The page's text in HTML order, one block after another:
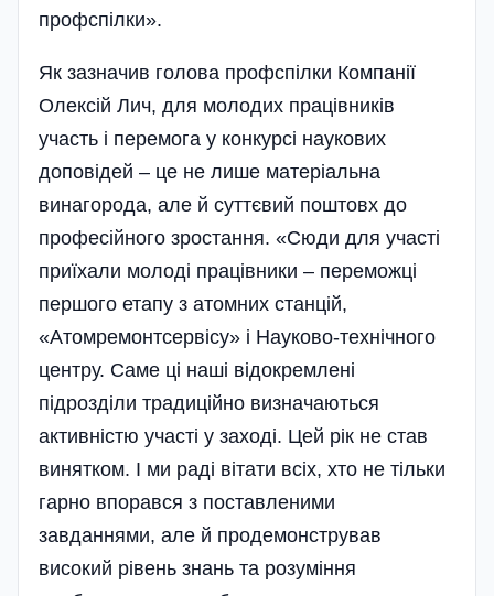
профспілки».
Як зазначив голова профспілки Компанії
Олексій Лич, для молодих працівників
участь і перемога у конкурсі наукових
доповідей – це не лише матеріальна
винагорода, але й суттєвий поштовх до
професійного зростання. «Сюди для участі
приїхали молоді працівники – переможці
першого етапу з атомних станцій,
«Атомремонтсервісу» і Науково-технічного
центру. Саме ці наші відокремлені
підрозділи традиційно визначаються
активністю участі у заході. Цей рік не став
винятком. І ми раді вітати всіх, хто не тільки
гарно впорався з поставленими
завданнями, але й продемонстрував
високий рівень знань та розуміння